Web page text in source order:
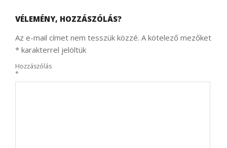
VÉLEMÉNY, HOZZÁSZÓLÁS?
Az e-mail címet nem tesszük közzé. A kötelező mezőket
* karakterrel jelöltük
Hozzászólás
*